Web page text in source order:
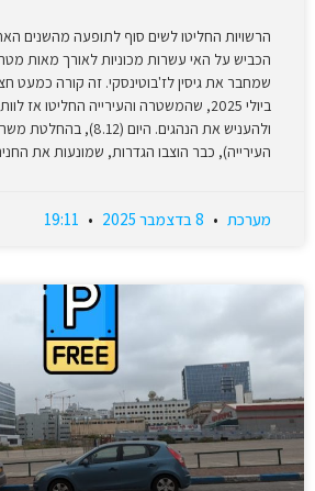
הרשויות החליטו לשים סוף לתופעה מהשנים
הכביש על האי עשרות מכוניות לאורך מאות
שמחבר את גיסין לז'בוטינסקי. זה קורה כמעט
ביולי 2025, שהמשטרה והעירייה החליטו
ולהעניש את הנהגים. היום
העירייה), כבר הוצבו הגדרות, שמונעות את
מערכת